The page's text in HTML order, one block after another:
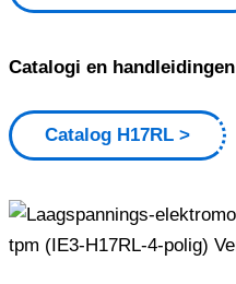
Catalogi en handleidingen
Catalog H17RL